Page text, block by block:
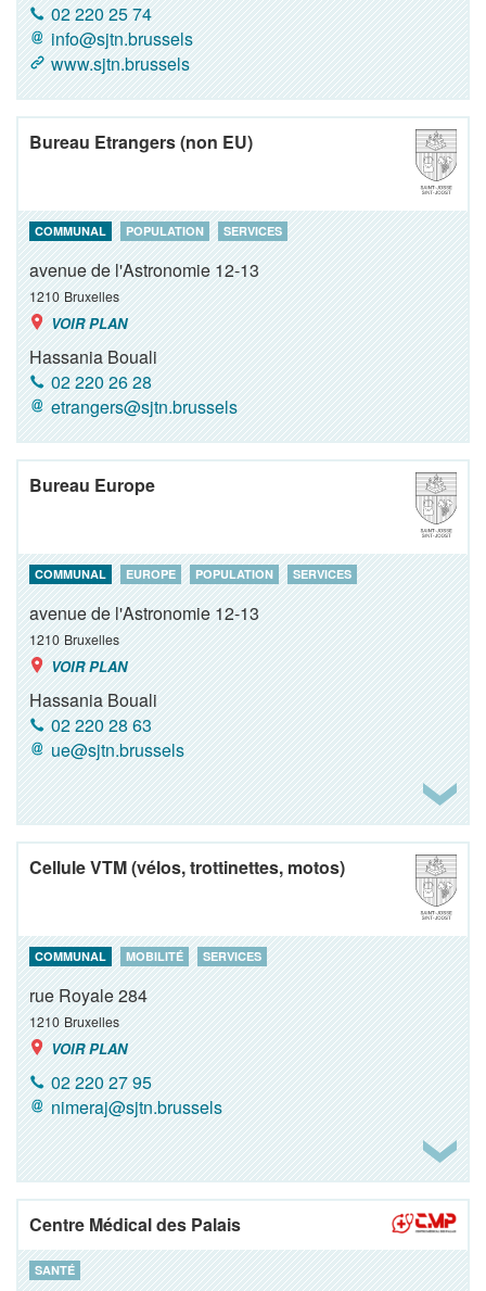
02 220 25 74
info@sjtn.brussels
www.sjtn.brussels
Bureau Etrangers (non EU)
COMMUNAL POPULATION SERVICES
avenue de l'Astronomie 12-13
1210 Bruxelles
VOIR PLAN
Hassania Bouali
02 220 26 28
etrangers@sjtn.brussels
Bureau Europe
COMMUNAL EUROPE POPULATION SERVICES
avenue de l'Astronomie 12-13
1210 Bruxelles
VOIR PLAN
Hassania Bouali
02 220 28 63
ue@sjtn.brussels
Cellule VTM (vélos, trottinettes, motos)
COMMUNAL MOBILITÉ SERVICES
rue Royale 284
1210 Bruxelles
VOIR PLAN
02 220 27 95
nimeraj@sjtn.brussels
Centre Médical des Palais
SANTÉ